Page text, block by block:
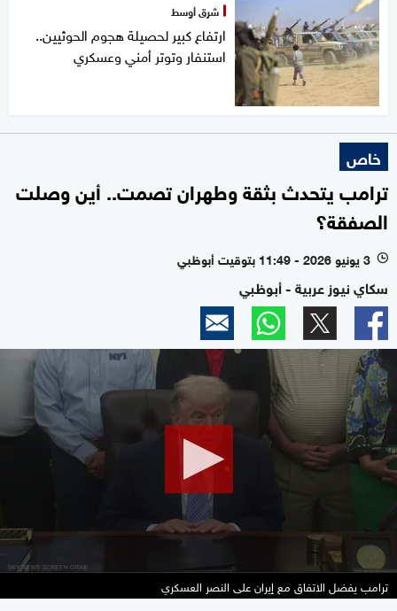
شرق أوسط
ارتفاع كبير لحصيلة هجوم الحوثيين..
استنفار وتوتر أمني وعسكري
خاص
ترامب يتحدث بثقة وطهران تصمت.. أين وصلت
الصفقة؟
l 3 يونيو 2026 - 11:49 بتوقيت أبوظبي
سكاي نيوز عربية - أبوظبي
seconds
minute,
43
seconds
ترامب يفضل الاتفاق مع إيران على النصر العسكري